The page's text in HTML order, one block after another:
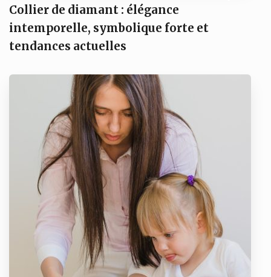
Collier de diamant : élégance
intemporelle, symbolique forte et
tendances actuelles